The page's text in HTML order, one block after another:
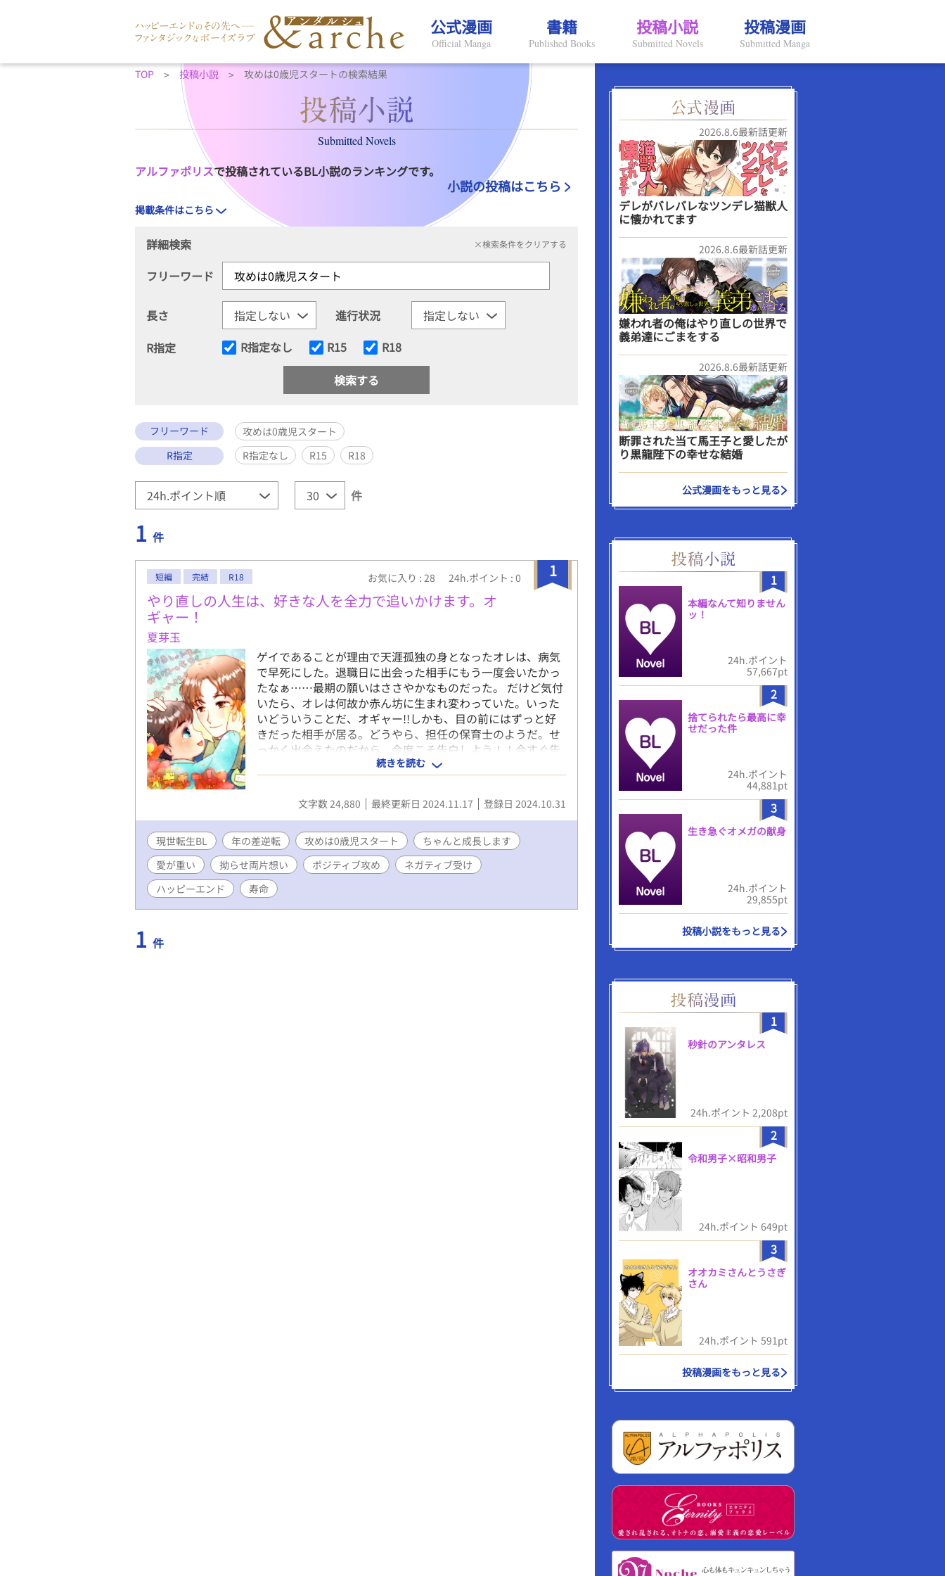
公式漫画
Official Manga
書籍
Published Books
投稿小説
Submitted Novels
投稿漫画
Submitted Manga
TOP 投稿小説 攻めは0歳児スタートの検索結果
Submitted Novels
アルファポリスで投稿されているBL小説のランキングです。
小説の投稿はこちら
掲載条件はこちら
詳細検索 ×検索条件をクリアする
フリーワード
長さ
進行状況
R指定
R指定なし R15 R18
フリーワード
攻めは0歳児スタート
R指定
R指定なし R15 R18
件
1 件
1
短編 完結 R18 お気に入り : 28 24h.ポイント : 0
やり直しの人生は、好きな人を全力で追いかけます。オ
ギャー！
夏芽玉
ゲイであることが理由で天涯孤独の身となったオレは、病気
で早死にした。退職日に出会った相手にもう一度会いたかっ
たなぁ……最期の願いはささやかなものだった。 だけど気付
いたら、オレは何故か赤ん坊に生まれ変わっていた。いった
いどういうことだ、オギャー!!しかも、目の前にはずっと好
きだった相手が居る。どうやら、担任の保育士のようだ。せ
っかく出会えたのだから、今度こそ告白しよう！！今すぐ告
白しよう！！そして押し倒そう！！と思っても口から出てく
るのは、喃語と泣き声のみ。そうじゃない、オレは告白がし
たいんだ、バブゥッ！！ 全２１話。 イラストはまめ様に書い
ていただきました!!
続きを読む
文字数 24,880 最終更新日 2024.11.17 登録日 2024.10.31
現世転生BL 年の差逆転 攻めは0歳児スタート
ちゃんと成長します
愛が重い
拗らせ両片想い ポジティブ攻め
ネガティブ受け
ハッピーエンド
寿命
1 件
2026.8.6最新話更新
デレがバレバレなツンデレ猫獣人
に懐かれてます
2026.8.6最新話更新
嫌われ者の俺はやり直しの世界で
義弟達にごまをする
2026.8.6最新話更新
断罪された当て馬王子と愛したが
り黒龍陛下の幸せな結婚
公式漫画をもっと見る
1
本編なんて知りません
ッ！
24h.ポイント
57,667pt
2
捨てられたら最高に幸
せだった件
24h.ポイント
44,881pt
3
生き急ぐオメガの献身
24h.ポイント
29,855pt
投稿小説をもっと見る
1
秒針のアンタレス
24h.ポイント 2,208pt
2
令和男子×昭和男子
24h.ポイント 649pt
3
オオカミさんとうさぎ
さん
24h.ポイント 591pt
投稿漫画をもっと見る